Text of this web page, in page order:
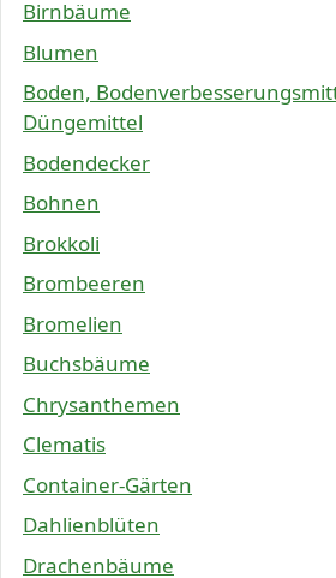
Birnbäume
Blumen
Boden,
Düngemittel
Bodendecker
Bohnen
Brokkoli
Brombeeren
Bromelien
Buchsbäume
Chrysanthemen
Clematis
Container-Gärten
Dahlienblüten
Drachenbäume